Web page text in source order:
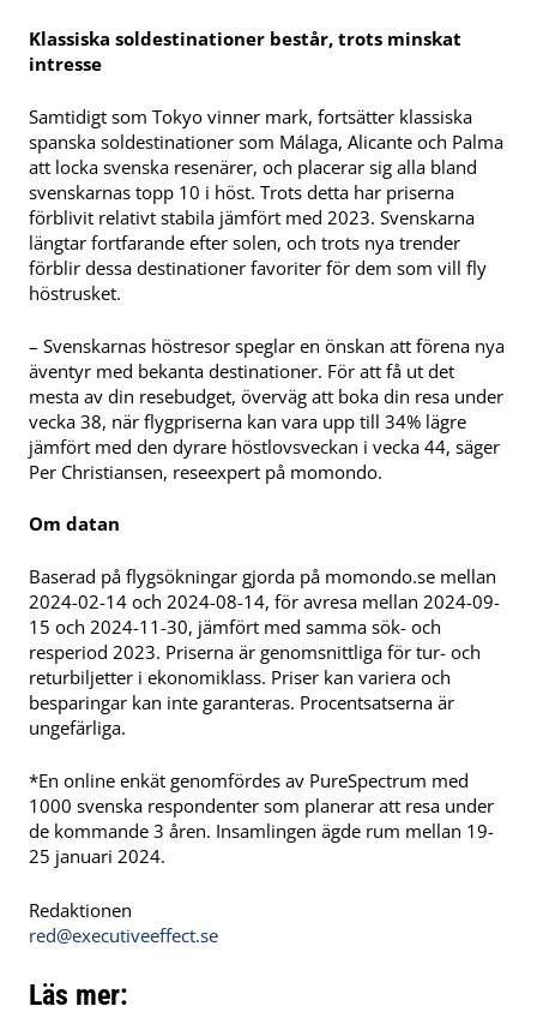
Klassiska soldestinationer består, trots minskat
intresse
Samtidigt som Tokyo vinner mark, fortsätter klassiska
spanska soldestinationer som Málaga, Alicante och Palma
att locka svenska resenärer, och placerar sig alla bland
svenskarnas topp 10 i höst. Trots detta har priserna
förblivit relativt stabila jämfört med 2023. Svenskarna
längtar fortfarande efter solen, och trots nya trender
förblir dessa destinationer favoriter för dem som vill fly
höstrusket.
– Svenskarnas höstresor speglar en önskan att förena nya
äventyr med bekanta destinationer. För att få ut det
mesta av din resebudget, överväg att boka din resa under
vecka 38, när flygpriserna kan vara upp till 34% lägre
jämfört med den dyrare höstlovsveckan i vecka 44, säger
Per Christiansen, reseexpert på momondo.
Om datan
Baserad på flygsökningar gjorda på momondo.se mellan
2024-02-14 och 2024-08-14, för avresa mellan 2024-09-
15 och 2024-11-30, jämfört med samma sök- och
resperiod 2023. Priserna är genomsnittliga för tur- och
returbiljetter i ekonomiklass. Priser kan variera och
besparingar kan inte garanteras. Procentsatserna är
ungefärliga.
*En online enkät genomfördes av PureSpectrum med
1000 svenska respondenter som planerar att resa under
de kommande 3 åren. Insamlingen ägde rum mellan 19-
25 januari 2024.
Redaktionen
red@executiveeffect.se
Läs mer: